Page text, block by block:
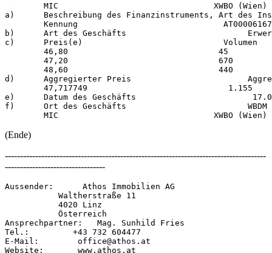
        MIC                                XWBO (Wien)
a)      Beschreibung des Finanzinstruments, Art des
Kennung
b)      Art des Geschäfts
c)      Preis(e)                             Volumen
        46,80                               45
        47,20                               670
        48,60                               440
d)      Aggregierter Preis
        47,717749                             1.155
e)      Datum des Geschäfts
f)      Ort des Geschäfts                         WBDM -
(Ende)
--------------------------------------------------------------------------------------
---------------------------------
Aussender:      Athos Immobilien AG
           Waltherstraße 11
           4020 Linz
           Österreich
Ansprechpartner:   Mag. Sunhild Fries
Tel.:         +43 732 604477
E-Mail:        office@athos.at
Website:       www.athos.at